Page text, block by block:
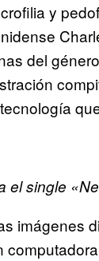
y
del
el single
imágenes